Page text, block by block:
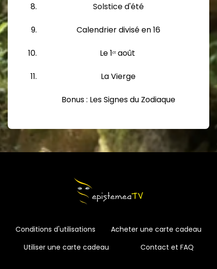
Solstice d'été
Calendrier divisé en 16
Le 1ᵉʳ août
La Vierge
Bonus : Les Signes du Zodiaque
Conditions d'utilisations
Acheter une carte cadeau
Utiliser une carte cadeau
Contact et FAQ